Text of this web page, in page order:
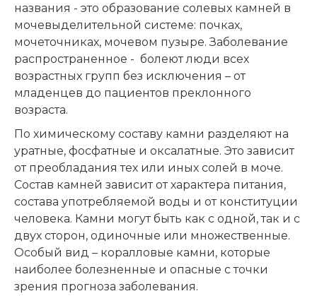
названия - это образование солевых камней в
мочевыделительной системе: почках,
мочеточниках, мочевом пузыре. Заболевание
распространенное - болеют люди всех
возрастных групп без исключения – от
младенцев до пациентов преклонного
возраста.
По химическому составу камни разделяют на
уратные, фосфатные и оксалатные. Это зависит
от преобладания тех или иных солей в моче.
Состав камней зависит от характера питания,
состава употребляемой воды и от конституции
человека. Камни могут быть как с одной, так и с
двух сторон, одиночные или множественные.
Особый вид – коралловые камни, которые
наиболее болезненные и опасные с точки
зрения прогноза заболевания.